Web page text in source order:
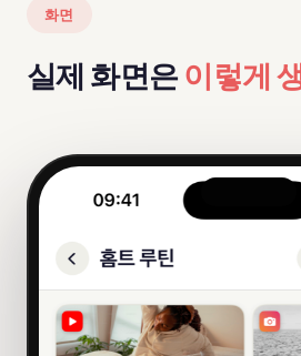
화면
실제 화면은 이렇게